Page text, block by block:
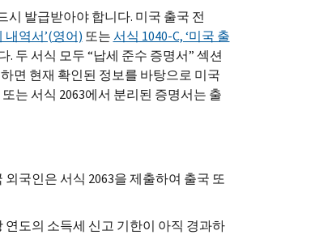
시 발급받아야 합니다. 미국 출국 전
내역서’(영어) 또는서식 1040-C, ‘미국 출
두 서식 모두 “납세 준수 증명서” 섹션
면 현재 확인된 정보를 바탕으로 미국
는 서식 2063에서 분리된 증명서는 출
국인은 서식 2063을 제출하여 출국 또
도의 소득세 신고 기한이 아직 경과하